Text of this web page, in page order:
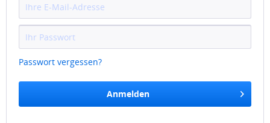
Passwort vergessen?
Anmelden